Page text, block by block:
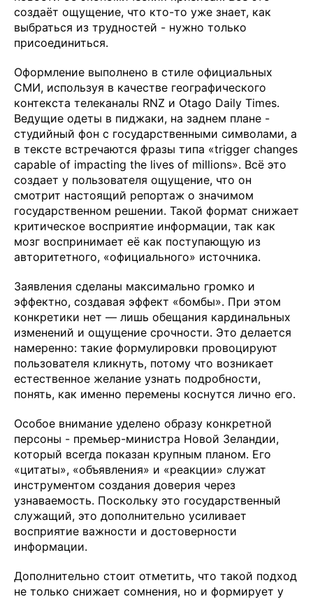
создаёт ощущение, что кто-то уже знает, как
выбраться из трудностей - нужно только
присоединиться.
Оформление выполнено в стиле официальных
СМИ, используя в качестве географического
контекста телеканалы RNZ и Otago Daily Times.
Ведущие одеты в пиджаки, на заднем плане -
студийный фон с государственными символами, а
в тексте встречаются фразы типа «trigger changes
capable of impacting the lives of millions». Всё это
создает у пользователя ощущение, что он
смотрит настоящий репортаж о значимом
государственном решении. Такой формат снижает
критическое восприятие информации, так как
мозг воспринимает её как поступающую из
авторитетного, «официального» источника.
Заявления сделаны максимально громко и
эффектно, создавая эффект «бомбы». При этом
конкретики нет — лишь обещания кардинальных
изменений и ощущение срочности. Это делается
намеренно: такие формулировки провоцируют
пользователя кликнуть, потому что возникает
естественное желание узнать подробности,
понять, как именно перемены коснутся лично его.
Особое внимание уделено образу конкретной
персоны - премьер-министра Новой Зеландии,
который всегда показан крупным планом. Его
«цитаты», «объявления» и «реакции» служат
инструментом создания доверия через
узнаваемость. Поскольку это государственный
служащий, это дополнительно усиливает
восприятие важности и достоверности
информации.
Дополнительно стоит отметить, что такой подход
не только снижает сомнения, но и формирует у